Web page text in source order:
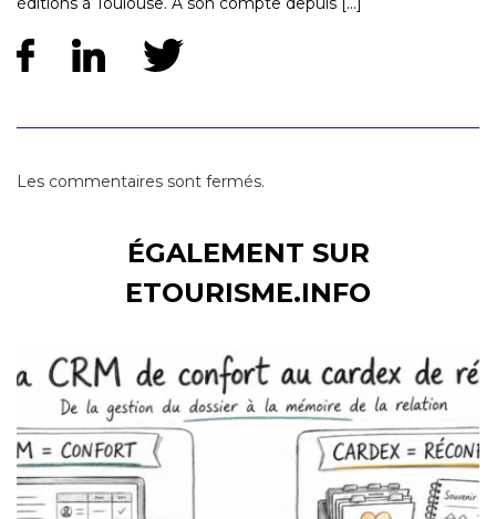
Les commentaires sont fermés.
ÉGALEMENT SUR
ETOURISME.INFO